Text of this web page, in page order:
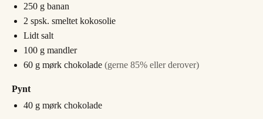
250 g banan
2 spsk. smeltet kokosolie
Lidt salt
100 g mandler
60 g mørk chokolade (gerne 85% eller derover)
Pynt
40 g mørk chokolade